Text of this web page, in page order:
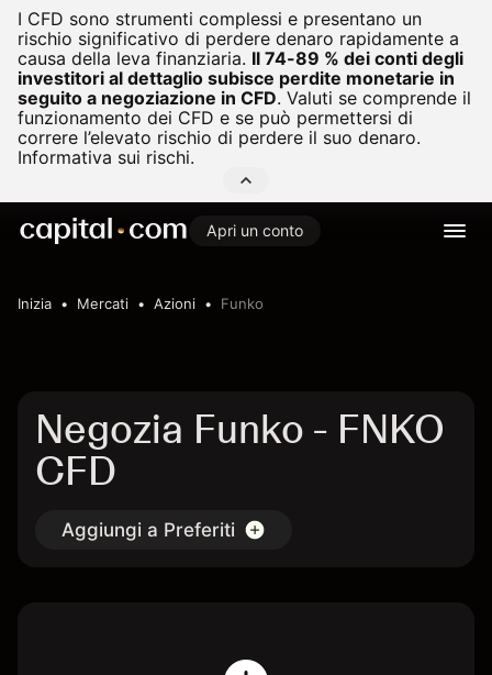
I CFD sono strumenti complessi e presentano un
rischio significativo di perdere denaro rapidamente a
causa della leva finanziaria. Il 74-89 % dei conti degli
investitori al dettaglio subisce perdite monetarie in
seguito a negoziazione in CFD. Valuti se comprende il
funzionamento dei CFD e se può permettersi di
correre l’elevato rischio di perdere il suo denaro.
Informativa sui rischi.
Apri un conto
Inizia Mercati Azioni Funko
Negozia Funko - FNKO
CFD
Aggiungi a Preferiti